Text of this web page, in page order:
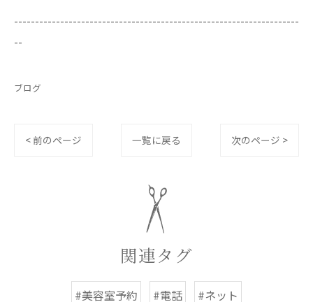
--------------------------------------------------------------------
--
ブログ
< 前のページ 一覧に戻る 次のページ >
関連タグ
#美容室予約 #電話 #ネット